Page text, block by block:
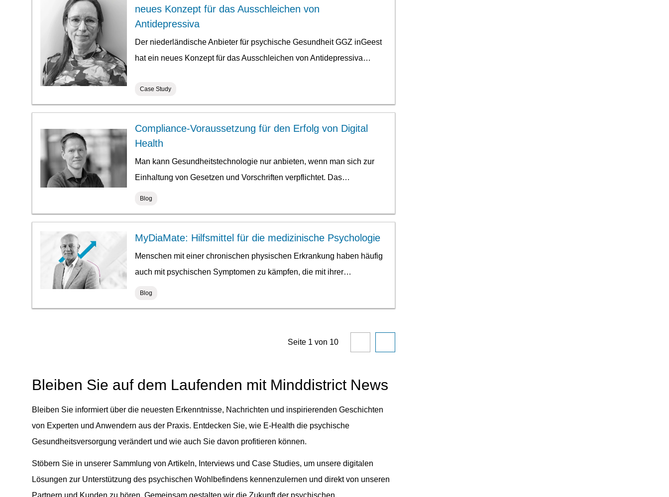
neues Konzept für das Ausschleichen von
Antidepressiva
Der niederländische Anbieter für psychische Gesundheit GGZ inGeest
hat ein neues Konzept für das Ausschleichen von Antidepressiva…
Case Study
Compliance-Voraussetzung für den Erfolg von Digital
Health
Man kann Gesundheitstechnologie nur anbieten, wenn man sich zur
Einhaltung von Gesetzen und Vorschriften verpflichtet. Das…
Blog
MyDiaMate: Hilfsmittel für die medizinische Psychologie
Menschen mit einer chronischen physischen Erkrankung haben häufig
auch mit psychischen Symptomen zu kämpfen, die mit ihrer…
Blog
Seite 1 von 10
Anfang
Sie
zur
Anfang
Sie
zur
Bleiben Sie auf dem Laufenden mit Minddistrict News
Bleiben Sie informiert über die neuesten Erkenntnisse, Nachrichten und inspirierenden Geschichten
von Experten und Anwendern aus der Praxis. Entdecken Sie, wie E-Health die psychische
Gesundheitsversorgung verändert und wie auch Sie davon profitieren können.
Stöbern Sie in unserer Sammlung von Artikeln, Interviews und Case Studies, um unsere digitalen
Lösungen zur Unterstützung des psychischen Wohlbefindens kennenzulernen und direkt von unseren